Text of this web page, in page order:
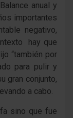
anual y
importantes
negativo,
hay que
“también por
para pulir y
gran conjunto,
a cabo.
sino que fue